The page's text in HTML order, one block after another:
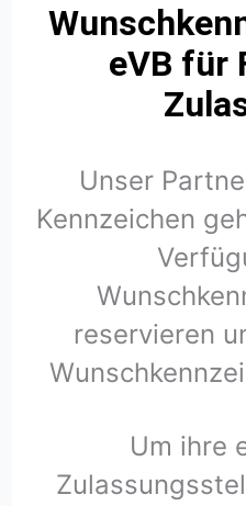
eVB für
Unser
Kennzeichen
reservieren
Um ihre